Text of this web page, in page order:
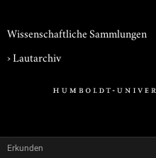
Wissenschaftliche Sammlungen
›Lautarchiv
Erkunden